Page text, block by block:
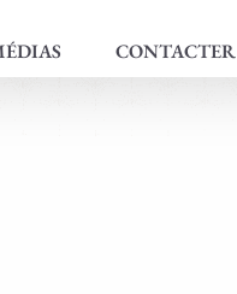
CONTACTER